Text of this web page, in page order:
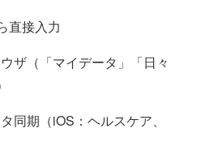
直接入力
ザ（「マイデータ」「日々
同期（iOS：ヘルスケア、